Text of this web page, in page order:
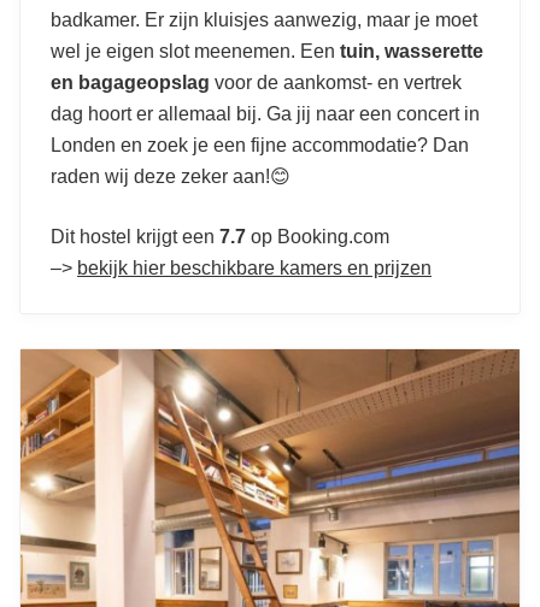
badkamer. Er zijn kluisjes aanwezig, maar je moet
wel je eigen slot meenemen. Een tuin, wasserette
en bagageopslag voor de aankomst- en vertrek
dag hoort er allemaal bij. Ga jij naar een concert in
Londen en zoek je een fijne accommodatie? Dan
raden wij deze zeker aan!😊
Dit hostel krijgt een 7.7 op Booking.com
–> bekijk hier beschikbare kamers en prijzen